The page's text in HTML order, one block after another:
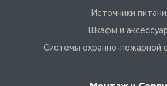
Источники
Шкафы и
Системы охранно-пожарной